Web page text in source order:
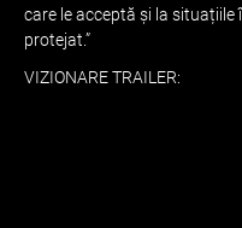
care le acceptă și la situațiile
protejat.”
VIZIONARE TRAILER: